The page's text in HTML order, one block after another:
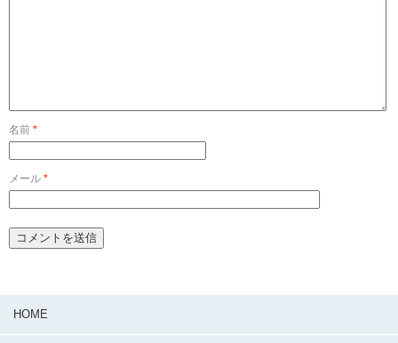
名前 *
メール *
HOME